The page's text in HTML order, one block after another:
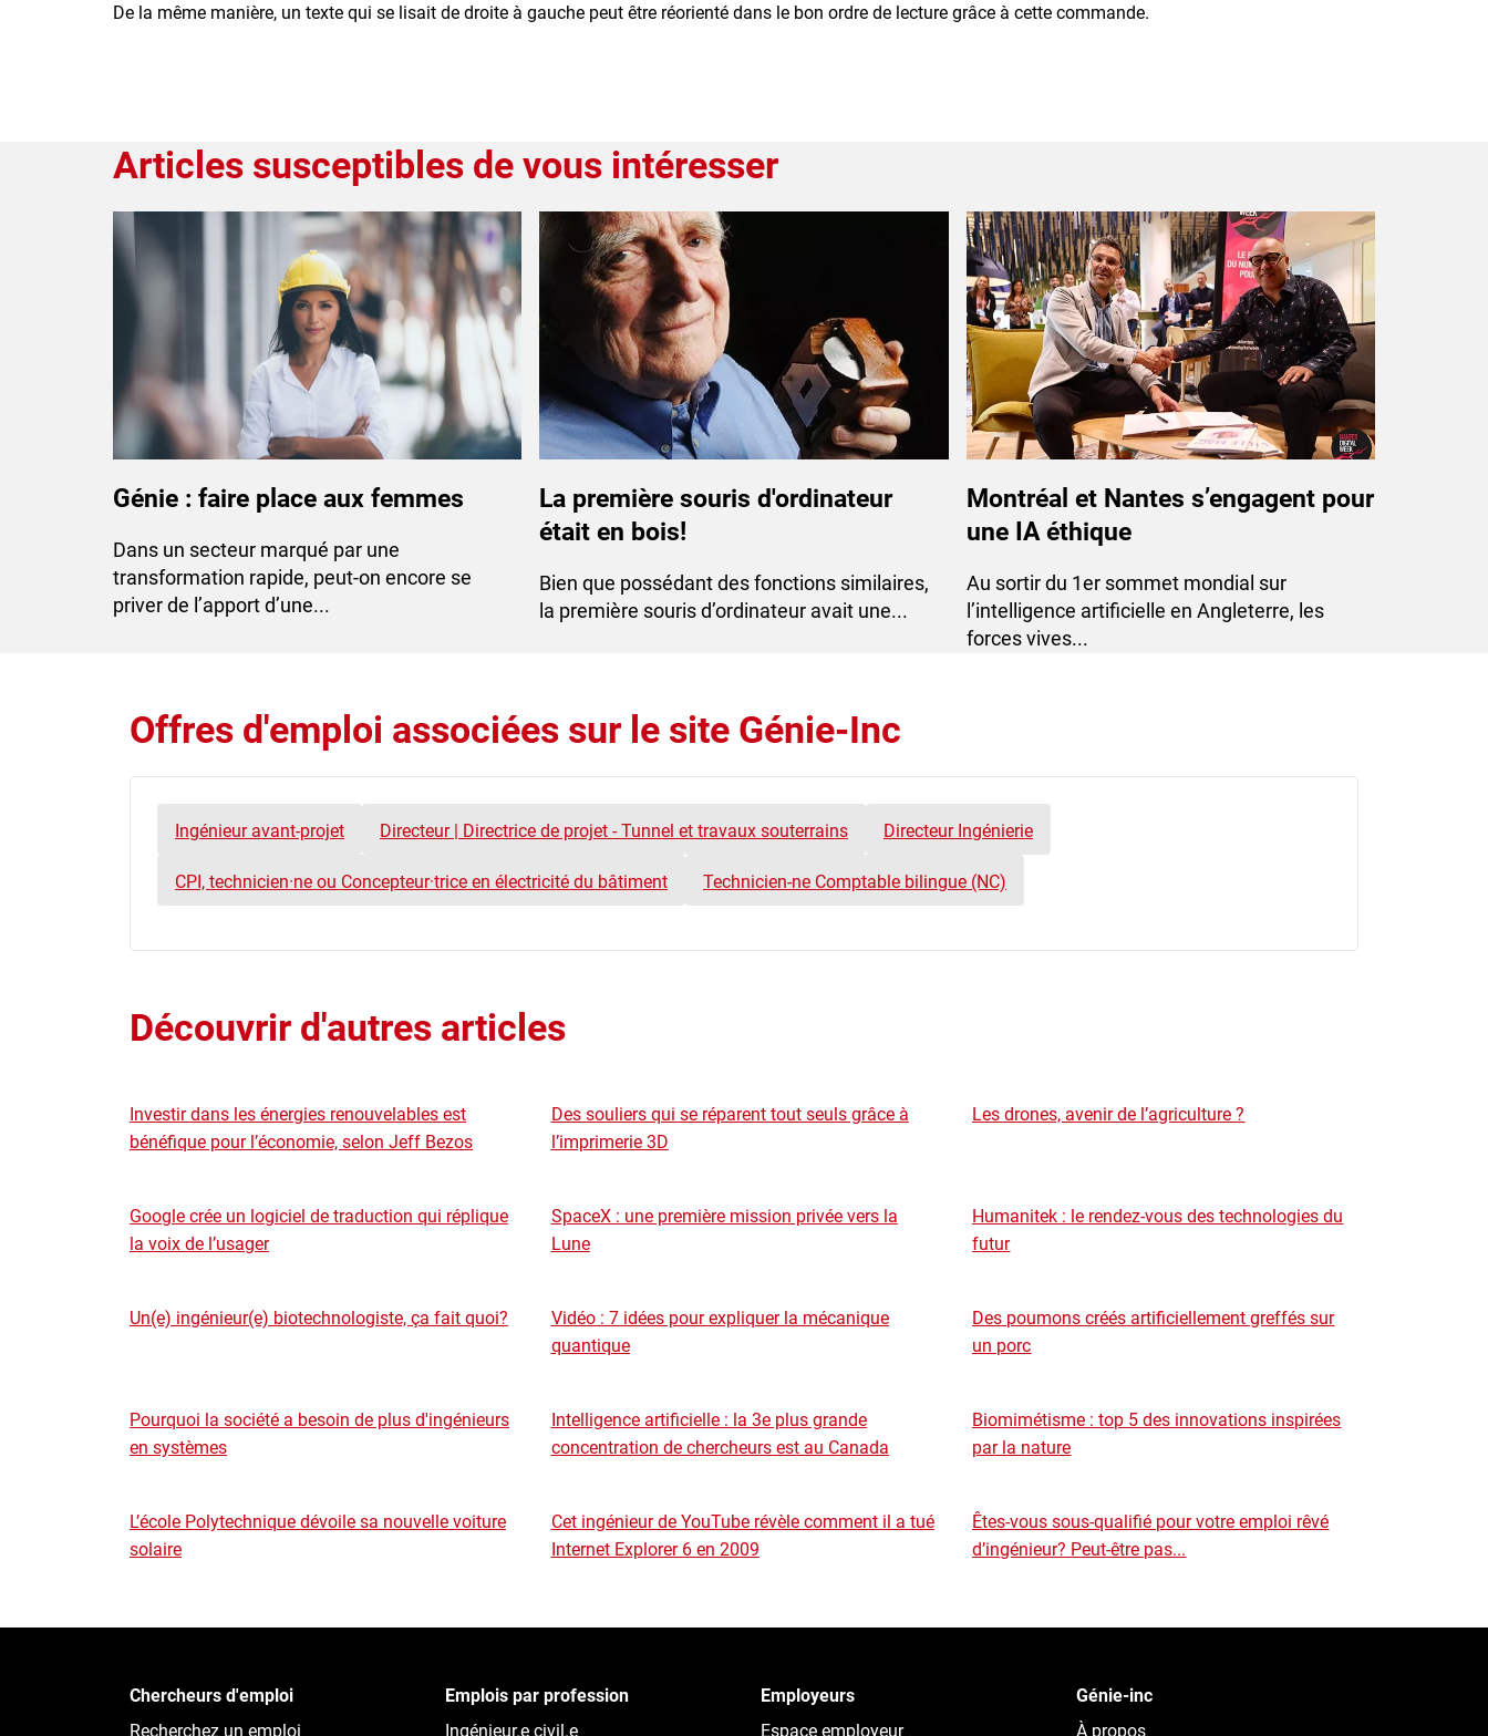
De la même manière, un texte qui se lisait de droite à gauche peut être réorienté dans le bon ordre de lecture grâce à cette commande.
Articles susceptibles de vous intéresser
Génie : faire place aux femmes
Dans un secteur marqué par une
transformation rapide, peut-on encore se
priver de l’apport d’une...
La première souris d'ordinateur
était en bois!
Bien que possédant des fonctions similaires,
la première souris d’ordinateur avait une...
Montréal et Nantes s’engagent pour
une IA éthique
​Au sortir du 1er sommet mondial sur
l’intelligence artificielle en Angleterre, les
forces vives...
Offres d'emploi associées sur le site Génie-Inc
Ingénieur avant-projet Directeur | Directrice de projet - Tunnel et travaux souterrains Directeur Ingénierie
CPI, technicien·ne ou Concepteur·trice en électricité du bâtiment Technicien-ne Comptable bilingue (NC)
Découvrir d'autres articles
Investir dans les énergies renouvelables est
bénéfique pour l’économie, selon Jeff Bezos
Des souliers qui se réparent tout seuls grâce à
l’imprimerie 3D
Les drones, avenir de l’agriculture ?
Google crée un logiciel de traduction qui réplique
la voix de l’usager
SpaceX : une première mission privée vers la
Lune
Humanitek : le rendez-vous des technologies du
futur
Un(e) ingénieur(e) biotechnologiste, ça fait quoi?
Vidéo : 7 idées pour expliquer la mécanique
quantique
Des poumons créés artificiellement greffés sur
un porc
Pourquoi la société a besoin de plus d'ingénieurs
en systèmes
Intelligence artificielle : la 3e plus grande
concentration de chercheurs est au Canada
Biomimétisme : top 5 des innovations inspirées
par la nature
L’école Polytechnique dévoile sa nouvelle voiture
solaire
Cet ingénieur de YouTube révèle comment il a tué
Internet Explorer 6 en 2009
Êtes-vous sous-qualifié pour votre emploi rêvé
d’ingénieur? Peut-être pas...
Chercheurs d'emploi
Recherchez un emploi
Emplois par profession
Ingénieur.e civil.e
Employeurs
Espace employeur
Génie-inc
À propos